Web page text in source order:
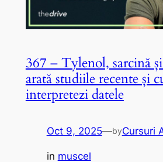
367 – Tylenol, sarcină
arată studiile recente și
interpretezi datele
Oct 9, 2025—byCursuri
in muscel